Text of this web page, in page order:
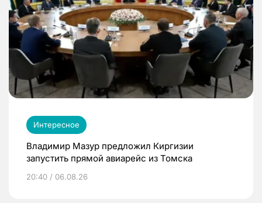
Интересное
Владимир Мазур предложил Киргизии
запустить прямой авиарейс из Томска
20:40 / 06.08.26